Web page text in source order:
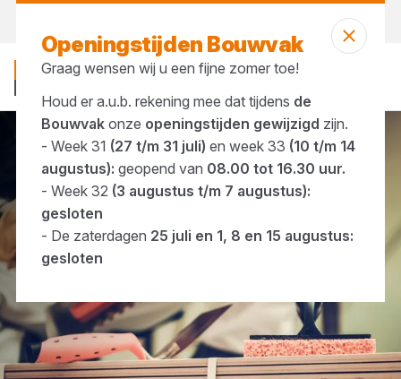
Merken Orit
Openingstijden Bouwvak
Graag wensen wij u een fijne zomer toe!
Houd er a.u.b. rekening mee dat tijdens de
Bouwvakonze openingstijden gewijzigd zijn.
- Week 31 (27 t/m 31 juli) en week 33 (10 t/m 14
augustus): geopend van 08.00 tot 16.30 uur.
- Week 32 (3 augustus t/m 7 augustus):
gesloten
- De zaterdagen 25 juli en 1, 8 en 15 augustus:
gesloten